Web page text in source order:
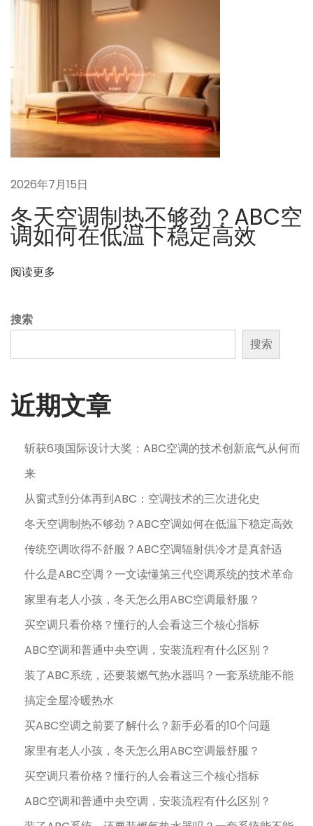
C
代
的
理
念
新
2026年7月15日
冬天空调制热不够劲？ABC空
调如何在低温下稳定高效
阅读更多
搜索
搜索
近期文章
斩获6项国际设计大奖：ABC空调的技术创新底气从何而
来
从窗式到分体再到ABC：空调技术的三次进化史
冬天空调制热不够劲？ABC空调如何在低温下稳定高效
传统空调吹得不舒服？ABC空调辐射供冷才是真舒适
什么是ABC空调？一文读懂第三代空调系统的技术革命
家里有老人小孩，冬天怎么用ABC空调最舒服？
买空调只看价格？懂行的人会看这三个核心指标
ABC空调和普通中央空调，安装流程有什么区别？
装了ABC系统，还要装燃气热水器吗？一套系统能不能
搞定全屋冷暖热水
买ABC空调之前要了解什么？新手必看的10个问题
家里有老人小孩，冬天怎么用ABC空调最舒服？
买空调只看价格？懂行的人会看这三个核心指标
ABC空调和普通中央空调，安装流程有什么区别？